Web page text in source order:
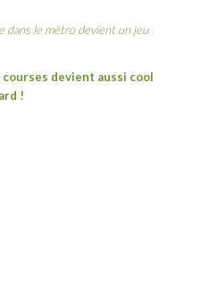
dans le métro devient un jeu
courses devient aussi cool
!